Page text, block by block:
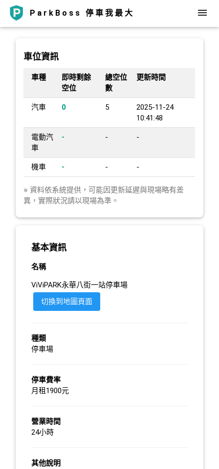
ParkBoss 停車我最大
車位資訊
車種
即時剩餘
空位
總空位
數
更新時間
汽車 0 5
2025-11-24
10:41:48
電動汽
車
- - -
機車 - - -
※ 資料依系統提供，可能因更新延遲與現場略有差
異，實際狀況請以現場為準。
基本資訊
名稱
ViViPARK永華八街一站停車場
切換到地圖頁面
種類
停車場
停車費率
月租1900元
營業時間
24小時
其他說明